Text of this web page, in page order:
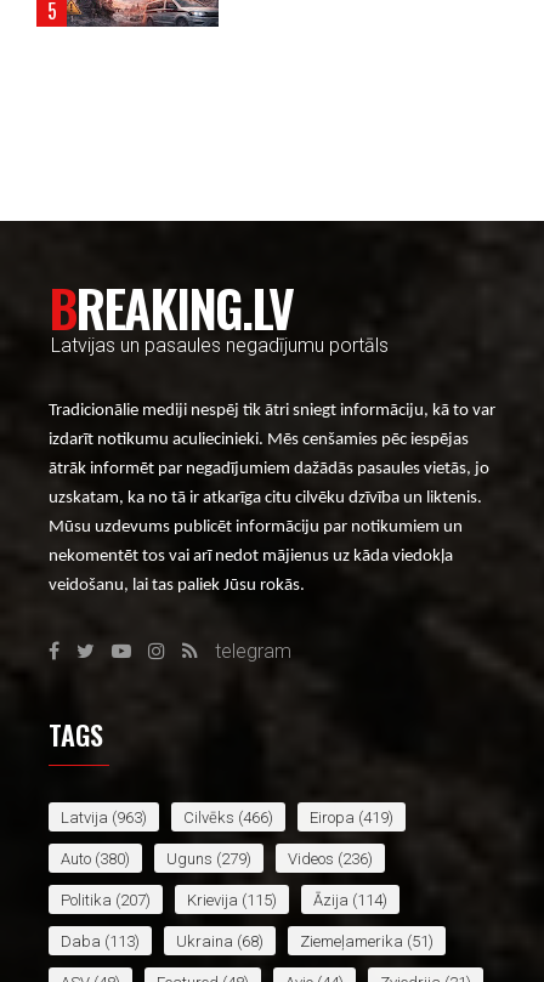
BREAKING.LV
Latvijas un pasaules negadījumu portāls
Tradicionālie mediji nespēj tik ātri sniegt informāciju, kā to var
izdarīt notikumu aculiecinieki. Mēs cenšamies pēc iespējas
ātrāk informēt par negadījumiem dažādās pasaules vietās, jo
uzskatam, ka no tā ir atkarīga citu cilvēku dzīvība un liktenis.
Mūsu uzdevums publicēt informāciju par notikumiem un
nekomentēt tos vai arī nedot mājienus uz kāda viedokļa
veidošanu, lai tas paliek Jūsu rokās.
telegram
TAGS
Latvija (963) Cilvēks (466) Eiropa (419)
Auto (380) Uguns (279) Videos (236)
Politika (207) Krievija (115) Āzija (114)
Daba (113) Ukraina (68) Ziemeļamerika (51)